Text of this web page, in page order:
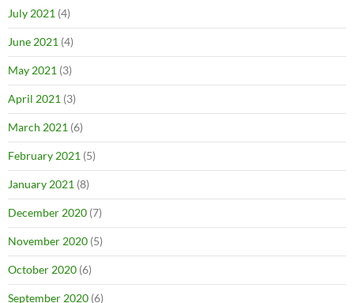
July 2021 (4)
June 2021 (4)
May 2021 (3)
April 2021 (3)
March 2021 (6)
February 2021 (5)
January 2021 (8)
December 2020 (7)
November 2020 (5)
October 2020 (6)
September 2020 (6)